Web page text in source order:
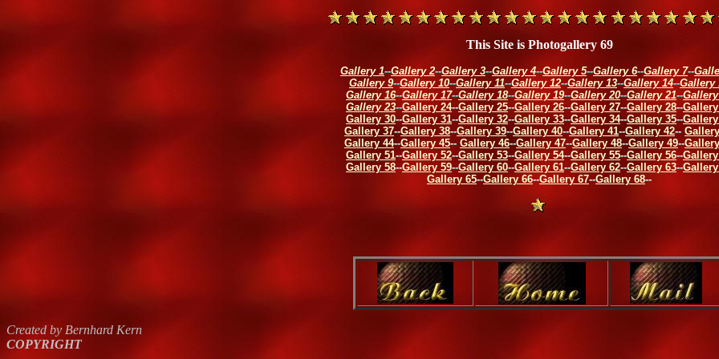
This Site is Photogallery 69
Gallery 1--Gallery 2--Gallery 3--Gallery 4--Gallery 5--Gallery 6--Gallery 7--
Gallery 9--Gallery 10--Gallery 11--Gallery 12--Gallery 13--Gallery 14--Gallery
Gallery 16--Gallery 17--Gallery 18--Gallery 19--Gallery 20--Gallery 21--
Gallery 23--Gallery 24--Gallery 25--Gallery 26--Gallery 27--Gallery 28--
Gallery 30--Gallery 31--Gallery 32--Gallery 33--Gallery 34--Gallery 35--
Gallery 37--Gallery 38--Gallery 39--Gallery 40--Gallery 41--Gallery 42--
Gallery 44--Gallery 45-- Gallery 46--Gallery 47--Gallery 48--Gallery 49--
Gallery 51--Gallery 52--Gallery 53--Gallery 54--Gallery 55--Gallery 56--
Gallery 58--Gallery 59--Gallery 60--Gallery 61--Gallery 62--Gallery 63--
Gallery 65--Gallery 66--Gallery 67--Gallery 68--
Created by Bernhard Kern
COPYRIGHT